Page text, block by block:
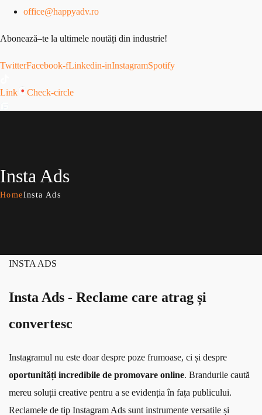
office@happyadv.ro
Abonează–te la ultimele noutăți din industrie!
TwitterFacebook-fLinkedin-inInstagramSpotify
Link Check-circle
Insta Ads
HomeInsta Ads
INSTA ADS
Insta Ads - Reclame care atrag și
convertesc
Instagramul nu este doar despre poze frumoase, ci și despre
oportunități incredibile de promovare online. Brandurile caută
mereu soluții creative pentru a se evidenția în fața publicului.
Reclamele de tip Instagram Ads sunt instrumente versatile și